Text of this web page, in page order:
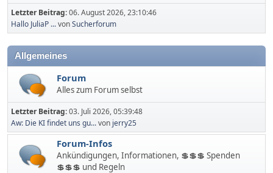
Letzter Beitrag:06. August 2026, 23:10:46
Hallo JuliaP ...vonSucherforum
Allgemeines
Forum
Alles zum Forum selbst
Letzter Beitrag:03. Juli 2026, 05:39:48
Aw: Die KI findet uns gu...von jerry25
Forum-Infos
Ankündigungen, Informationen, 💲💲💲 Spenden
💲💲💲 und Regeln